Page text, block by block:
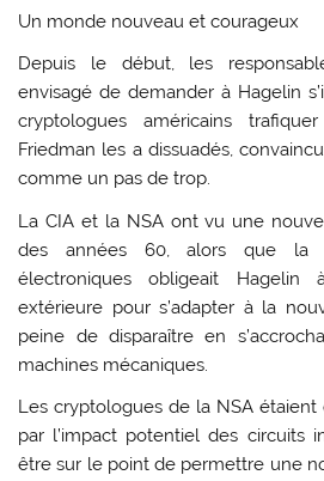
Un monde nouveau et courageux
Depuis le début, les
envisagé de demander à Hagelin
cryptologues américains
Friedman les a dissuadés,
comme un pas de trop.
La CIA et la NSA ont vu une
des années 60, alors que la
électroniques obligeait
extérieure pour s’adapter à la
peine de disparaître en
machines mécaniques.
Les cryptologues de la NSA
par l’impact potentiel des circuits
être sur le point de permettre une